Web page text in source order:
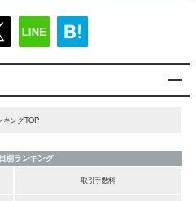
キングTOP
別ランキング
取引手数料